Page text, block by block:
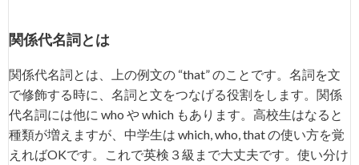
関係代名詞とは
関係代名詞とは、上の例文の “that” のことです。名詞を文
で修飾する時に、名詞と文をつなげる役割をします。関係
代名詞には他に who や which もあります。高校生はなると
種類が増えますが、中学生は which, who, that の使い方を覚
えればOKです。これで英検３級まで大丈夫です。使い分け